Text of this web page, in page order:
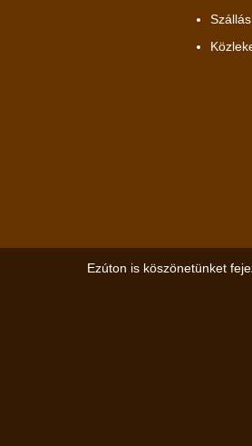
Szállás
Ezúton is köszönetünket